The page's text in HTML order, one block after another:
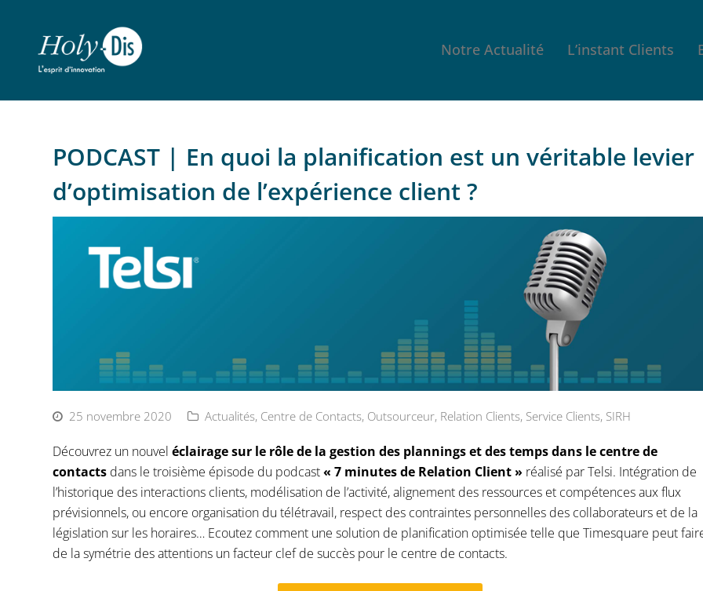
Notre Actualité L’instant Clients
PODCAST | En quoi la planification est un véritable levier
d’optimisation de l’expérience client ?
25 novembre 2020 Actualités, Centre de Contacts, Outsourceur, Relation Clients, Service Clients, SIRH
Découvrez un nouveléclairage sur le rôle de la gestion des plannings et des temps dans le centre de
contacts dans le troisième épisode du podcast« 7 minutes de Relation Client » réalisé par Telsi. Intégration de
l’historique des interactions clients, modélisation de l’activité, alignement des ressources et compétences aux flux
prévisionnels, ou encore organisation du télétravail, respect des contraintes personnelles des collaborateurs et de la
législation sur les horaires… Ecoutez comment une solution de planification optimisée telle que Timesquare peut
de la symétrie des attentions un facteur clef de succès pour le centre de contacts.